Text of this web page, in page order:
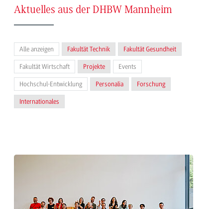
Aktuelles aus der DHBW Mannheim
Alle anzeigen Fakultät Technik Fakultät Gesundheit
Fakultät Wirtschaft Projekte Events
Hochschul-Entwicklung Personalia Forschung
Internationales